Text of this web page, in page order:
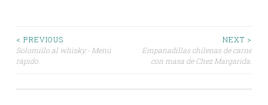
Post
navigation
< PREVIOUS
Solomillo al whisky.- Menú
rápido.
NEXT >
Empanadillas chilenas de carne
con masa de Chez Margarida.